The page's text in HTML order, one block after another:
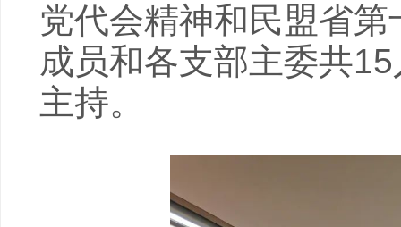
党代会精神和民盟省
成员和各支部主委共
主持。